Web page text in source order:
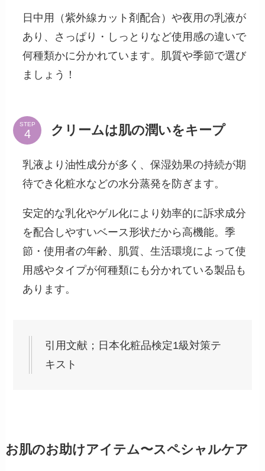
日中用（紫外線カット剤配合）や夜用の乳液が
あり、さっぱり・しっとりなど使用感の違いで
何種類かに分かれています。肌質や季節で選び
ましょう！
STEP クリームは肌の潤いをキープ
乳液より油性成分が多く、保湿効果の持続が期
待でき化粧水などの水分蒸発を防ぎます。
安定的な乳化やゲル化により効率的に訴求成分
を配合しやすいベース形状だから高機能。季
節・使用者の年齢、肌質、生活環境によって使
用感やタイプが何種類にも分かれている製品も
あります。
引用文献；日本化粧品検定1級対策テ
キスト
お肌のお助けアイテム〜スペシャルケア